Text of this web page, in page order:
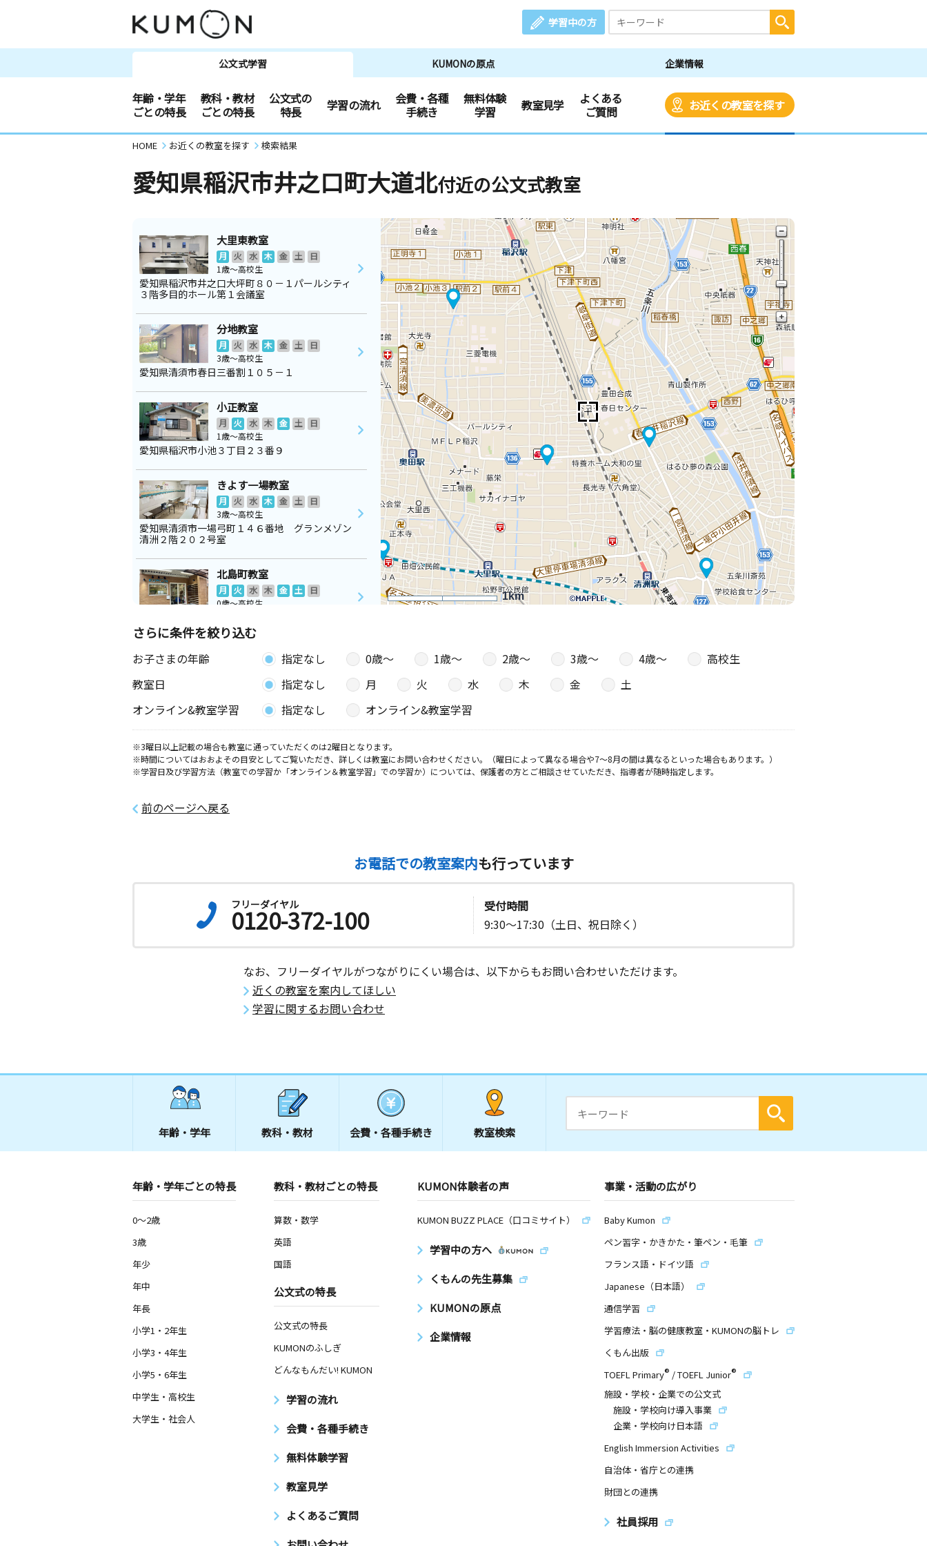
学習中の方
公文式学習 KUMONの原点 企業情報
年齢・学年
ごとの特長
教科・教材
ごとの特長
公文式の
特長
学習の流れ
会費・各種
手続き
無料体験
学習
教室見学
よくある
ご質問
お近くの教室を探す
HOME お近くの教室を探す 検索結果
愛知県稲沢市井之口町大道北付近の公文式教室
1km
大里東教室
月 火 水 木 金 土
日
1歳～高校生
愛知県稲沢市井之口大坪町８０－１パールシティ
３階多目的ホール第１会議室
分地教室
月 火 水 木 金 土
日
3歳～高校生
愛知県清須市春日三番割１０５－１
小正教室
月 火 水 木 金 土
日
1歳～高校生
愛知県稲沢市小池３丁目２３番９
きよす一場教室
月 火 水 木 金 土
日
3歳～高校生
愛知県清須市一場弓町１４６番地 グランメゾン
清洲２階２０２号室
北島町教室
月 火 水 木 金 土
日
0歳～高校生
さらに条件を絞り込む
お子さまの年齢 指定なし 0歳〜 1歳〜 2歳〜 3歳〜 4歳〜
高校生
教室日
指定なし 月 火 水 木 金
土
オンライン&教室学習
指定なし オンライン&教室学習
※3曜日以上記載の場合も教室に通っていただくのは2曜日となります。
※時間についてはおおよその目安としてご覧いただき、詳しくは教室にお問い合わせください。（曜日によって異なる場合や7～8月の間は異なるといった場合もあります。）
※学習日及び学習方法（教室での学習か「オンライン＆教室学習」での学習か）については、保護者の方とご相談させていただき、指導者が随時指定します。
前のページへ戻る
お電話での教室案内も行っています
フリーダイヤル
0120-372-100
受付時間
9:30～17:30（土日、祝日除く）
なお、フリーダイヤルがつながりにくい場合は、以下からもお問い合わせいただけます。
近くの教室を案内してほしい
学習に関するお問い合わせ
年齢・学年 教科・教材 会費・ 各種手続き 教室検索
年齢・学年ごとの特長
0～2歳
3歳
年少
年中
年長
小学1・2年生
小学3・4年生
小学5・6年生
中学生・高校生
大学生・社会人
教科・教材ごとの特長
算数・数学
英語
国語
公文式の特長
公文式の特長
KUMONのふしぎ
どんなもんだい! KUMON
学習の流れ
会費・各種手続き
無料体験学習
教室見学
よくあるご質問
KUMON体験者の声
KUMON BUZZ PLACE（口コミサイト）
学習中の方へ
くもんの先生募集
KUMONの原点
企業情報
事業・活動の広がり
Baby Kumon
ペン習字・かきかた・筆ペン・毛筆
フランス語・ドイツ語
Japanese（日本語）
通信学習
学習療法・脳の健康教室・KUMONの脳トレ
くもん出版
TOEFL Primary® /TOEFL Junior®
施設・学校・企業での公文式
施設・学校向け導入事業
企業・学校向け日本語
English Immersion Activities
自治体・省庁との連携
財団との連携
社員採用